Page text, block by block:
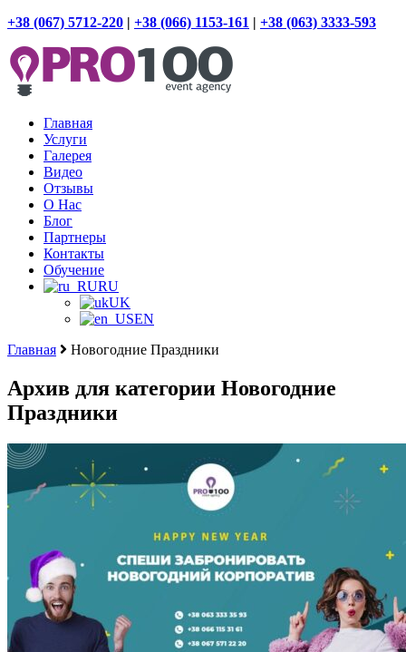
+38 (067) 5712-220 | +38 (066) 1153-161 | +38 (063) 3333-593
Главная
Услуги
Галерея
Видео
Отзывы
О Нас
Блог
Партнеры
Контакты
Обучение
RU
UK
EN
Главная
Новогодние Праздники
Архив для категории Новогодние
Праздники